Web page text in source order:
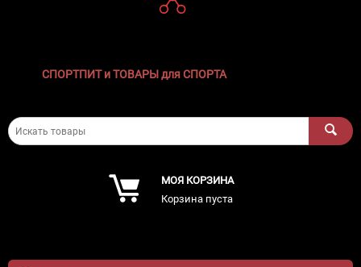
СПОРТПИТ и ТОВАРЫ для СПОРТА
МОЯ КОРЗИНА
Корзина пуста